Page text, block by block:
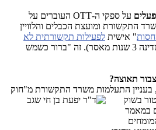
על ספקי ה-OTT העוברים על
התקשורת ומועצת הכבלים והלוויין
" אישית לפעילות תקשורתית לא
(עבירה שדינה 3 שנות מאסר). זה "ברור כשמש
תאוצה?
בעניין התעלמות משרד התקשורת מ"חוק
בשוק
במאמר